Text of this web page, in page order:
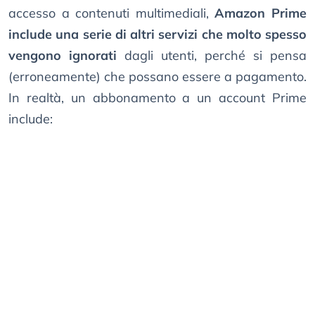
accesso a contenuti multimediali,Amazon Prime
include una serie di altri servizi che molto spesso
vengono ignorati dagli utenti, perché si pensa
(erroneamente) che possano essere a pagamento.
In realtà, un abbonamento a un account Prime
include: